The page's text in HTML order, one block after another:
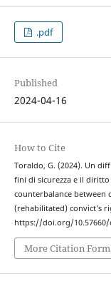
.pdf
Published
2024-04-16
How to Cite
Toraldo, G. (2024). Un
fini di sicurezza e il
counterbalance between
(rehabilitated) convict’s
https://doi.org/10.57660/
More Citation